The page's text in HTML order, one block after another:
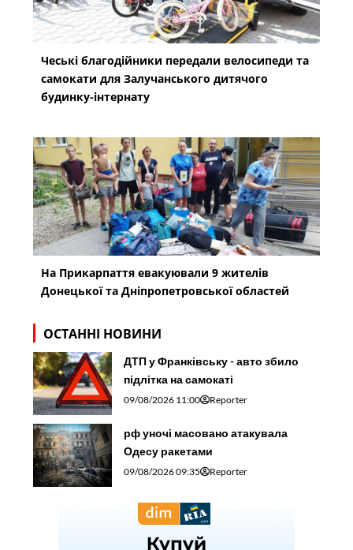
Чеські благодійники передали велосипеди та
самокати для Залучанського дитячого
будинку-інтернату
На Прикарпаття евакуювали 9 жителів
Донецької та Дніпропетровської областей
ОСТАННІ НОВИНИ
ДТП у Франківську - авто збило
підлітка на самокаті
09/08/2026 11:00 Reporter
рф уночі масовано атакувала
Одесу ракетами
09/08/2026 09:35 Reporter